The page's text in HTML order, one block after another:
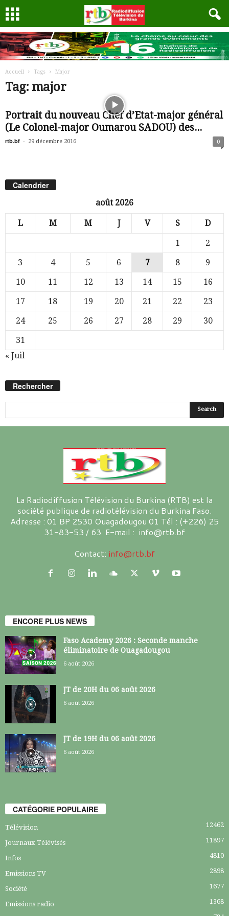
Accueil Tags Major
Tag: major
Portrait du nouveau Chef d’Etat-major général
(Le Colonel-major Oumarou SADOU) des...
rtb.bf - 29 décembre 2016 0
Calendrier
août 2026
L M M J V S D
1
2
3
4 5 6 7 8
9
10
11 12 13 14 15
16
17
18 19 20 21 22
23
24
25 26 27 28 29
30
31
« Juil
Rechercher
La Radiodiffusion Télévision du Burkina (RTB) est la
société publique de radiotélévision du Burkina Faso.
Adresse : 01 BP 2530 Ouagadougou 01 Tél : (+226) 25
31-83-53 / 63 E-mail : info@rtb.bf
Contact: info@rtb.bf
ENCORE PLUS NEWS
Faso Academy 2026 : Seconde manche
éliminatoire de Ouagadougou
6 août 2026
JT de 20H du 06 août 2026
6 août 2026
JT de 19H du 06 août 2026
6 août 2026
CATÉGORIE POPULAIRE
Télévision 12462
Journaux Télévisés 11897
Infos 4810
Emissions TV 2898
Société 1677
Emissions radio 1368